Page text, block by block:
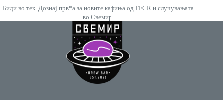
Биди во тек. Дознај прв*а за новите кафиња од FFCR и случувањата
во Свемир.